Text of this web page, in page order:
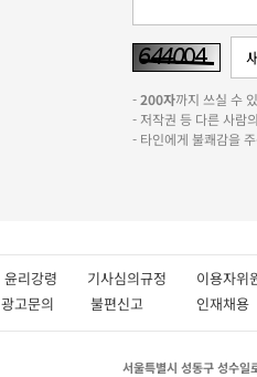
-200자까지 쓰실 수
- 저작권 등 다른 사람
- 타인에게 불쾌감을
윤리강령 기사심의규정 이용자
광고문의 불편신고 인재채
서울특별시 성동구 성수